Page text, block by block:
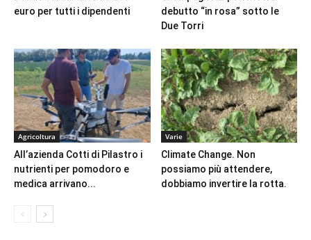
euro per tutti i dipendenti
debutto “in rosa” sotto le
Due Torri
Agricoltura
All’azienda Cotti di Pilastro i
nutrienti per pomodoro e
medica arrivano...
Varie
Climate Change. Non
possiamo più attendere,
dobbiamo invertire la rotta.